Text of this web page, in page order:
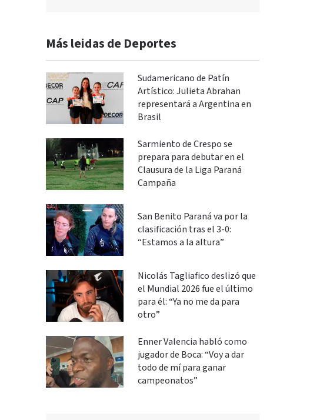
Más leidas de Deportes
Sudamericano de Patín
Artístico: Julieta Abrahan
representará a Argentina en
Brasil
Sarmiento de Crespo se
prepara para debutar en el
Clausura de la Liga Paraná
Campaña
San Benito Paraná va por la
clasificación tras el 3-0:
“Estamos a la altura”
Nicolás Tagliafico deslizó que
el Mundial 2026 fue el último
para él: “Ya no me da para
otro”
Enner Valencia habló como
jugador de Boca: “Voy a dar
todo de mí para ganar
campeonatos”